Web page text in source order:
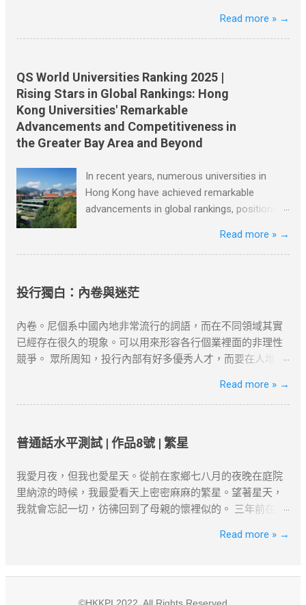
：自雇者需注意「薪俸稅」與「利得稅」差異，續簽需以薪
俸稅為主。 合約期限設計 ：建議簽訂長約（如2-3年），以
繫續簽資...
更新和刪除的權力。本文純粹分享學習内容。如涉及版權問
題，請版權持有人與我們聯絡，我們會配合及作出適當安
報說到現在為止只有一個農民在賣土豆，一共四十口袋，價
格是多少多少；土豆質量很不錯，他帶回來一個讓老闆看
格非常公道。昨天他們鋪子的西紅柿賣得很快，庫存已經不
多了。 節選自張健鵬、 胡足青主編《故事時代》中《差別》
資料搜尋自網絡或筆者看法，僅供學習用途。請各位讀者閲
讀前自行衡量風險，本文筆者及網站不對讀者閲讀前後的任
何行爲負責。如有錯漏或任何問題，筆者及網站概不負責，
如涉及版權問題，請版權持有人與我們聯絡，我們會配合及
作出適當安排，不便之處，敬請原諒。
然有一個和非常成功的商人談話的機會。當他對商人講述了
自己的“破產史”後，商人給了他兩個重要的建議：一是嘗試為
你擁有的東西上。 這兩個建議很關鍵。因為對於一個八歲的
孩子而言，他不會做的事情很多。於是他穿過大街小巷，不
停地思考：人們會有什麼難題，他又如何利用這個機會？ 一
天，吃早飯時父親讓達瑞去取報紙。美國的送報員總是把報
紙從花園籬笆的一個特製的管子裡塞進來。假如你想穿著睡
著寒風，到花園去取。雖然路短，但十分麻煩。 當達瑞為父
親取報紙的時候，一個主意誕生了。當天他就按響鄰居的門
鈴，對他們說，每個月只需付給他一美元，他就每天早上把
報紙塞到他們的房門底下。大多數人都同意了，很快他有了
七十多個顧客。 節選自[德]博多·舍費爾《達瑞的故事》 資料
搜尋自網絡或筆者看法，僅供學習用途。請各位讀者閲讀前
爲負責。如有錯漏或任何問題，筆者及網站概不負責，並保
及版權問題，請版權持有人與我們聯絡，我們會配合及作出
適當安排，不便之處，敬請原諒。
Read more » →
QS World Universities Ranking 2025 |
Rising Stars in Global Rankings: Hong
Kong Universities' Remarkable
Advancements and Competitiveness in
the Greater Bay Area and Beyond
In recent years, numerous universities in
Hong Kong have achieved remarkable
advancements in global rankings, positioning
global scale but also within the Greater Bay
Area, Greater China, and beyond. Among
Kong, the Hong Kong University of Science
Hong Kong, and Lingnan University. The
University of Hong Kong, recognized as one
of the oldest and most esteemed
secured top positions in international
rankings due to its exceptional teaching,
collaborations on an international level.
Science and Technology has experienced
significant strides in rankings, focusing on
nurturing innovative talents and achieving
across fields such as science, engineering,
Read more » →
投行獨白：內卷與迷茫
內卷。尼個系中國內地非常流行的詞語，而在不同領域其實
已經存在很久的現象。可以用來形容各行個業裡面的非理性
競爭。 眾所周知，投行內部有好多優秀人才，而要在人堆裏
課金打怪既王者之外，話大唔大話細唔細既投行圈一早就步
入內卷。 “我自己好似系度內卷緊，我只系一個齒輪,我好像
就已經出現了。它源自於一種無力感。當你系大學既時候，
候，發現你依然要卷。內心其實冇乜成就感，反而有既系無
盡既空虛、夜裡工作的寂寞，不過我唔凍，我凍既話會著
衫。 同時投行本身就系服務業，大把人想入投行，但職位空
就可以確保搵到咁多？由Sell side跳去Buy side，的確可以換
Read more » →
普通話水平測試 | 作品8號 | 繁星
我愛月夜，但我也愛星天。從前在家鄉七八月的夜晚在庭院
里納涼的時候，我最愛看天上密密麻麻的繁星。望著星天，
我就會忘記一切，彷彿回到了母親的懷裡似的。 三年前在南
寂的夜。下面是一片菜園，上面是星群密布的藍天。星光在
那時候我正在讀一些天文學的書，也認得一些星星，好像它
Read more » →